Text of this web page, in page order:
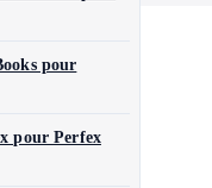
pour
pour Perfex